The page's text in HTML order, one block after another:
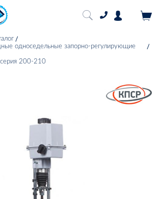
односедельные запорно-регулирующие
200-210